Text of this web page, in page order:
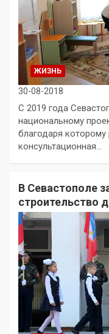
ЖИЗНЬ
30-08-2018
С 2019 года
национальному
благодаря
консультационная…
В Севастополе
строительство